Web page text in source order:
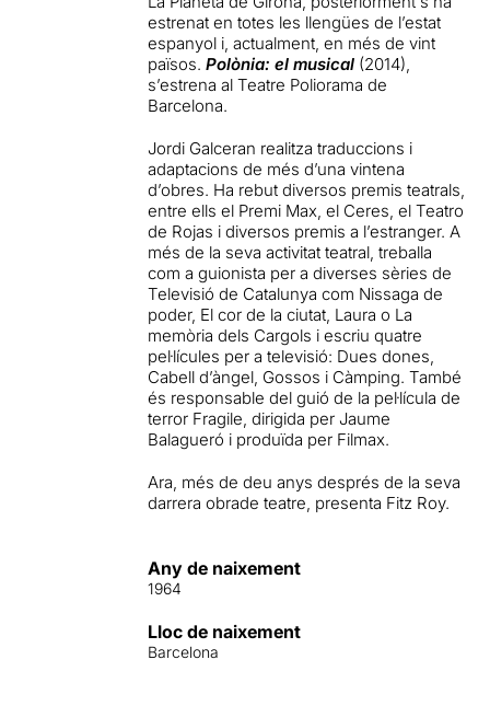
estrenat en totes les llengües de l’estat
espanyol i, actualment, en més de vint
països.Polònia: el musical (2014),
s’estrena al Teatre Poliorama de
Barcelona.
Jordi Galceran realitza traduccions i
adaptacions de més d’una vintena
d’obres. Ha rebut diversos premis teatrals,
entre ells el Premi Max, el Ceres, el Teatro
de Rojas i diversos premis a l’estranger. A
més de la seva activitat teatral, treballa
com a guionista per a diverses sèries de
Televisió de Catalunya com Nissaga de
poder, El cor de la ciutat, Laura o La
memòria dels Cargols i escriu quatre
pel·lícules per a televisió: Dues dones,
Cabell d’àngel, Gossos i Càmping. També
és responsable del guió de la pel·lícula de
terror Fragile, dirigida per Jaume
Balagueró i produïda per Filmax.
Ara, més de deu anys després de la seva
darrera obrade teatre, presenta Fitz Roy.
Any de naixement
1964
Lloc de naixement
Barcelona